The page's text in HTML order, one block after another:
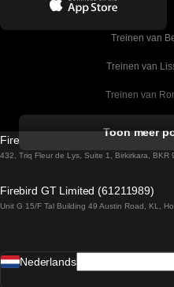
Treinen van
Treinen van
Treinen van
Treinen van
Treinen van
Toon meer
Firebird GT Limited (OC 1451)
432, Triq Fleur de Lys, Suite 1, Birkirkara, BKR
Firebird GT Limited (61211989)
Unit G 15/F Tal Building 49 Austin Road, KL,
Nederlands